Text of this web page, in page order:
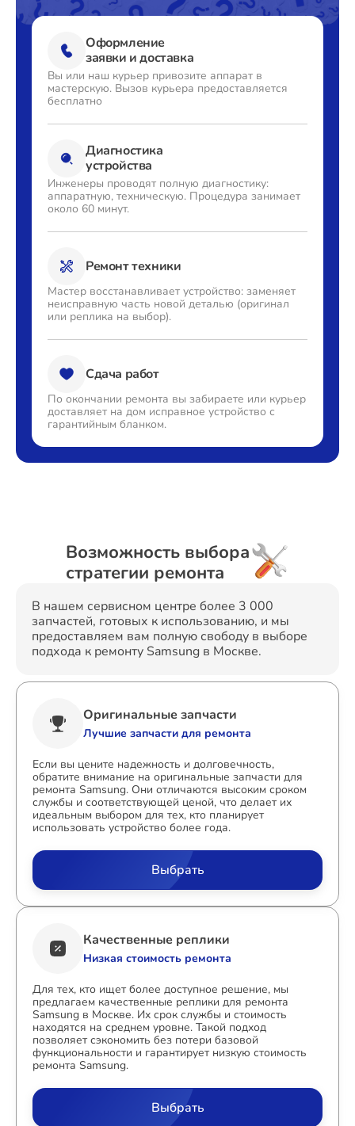
Оформление
заявки и доставка
Вы или наш курьер привозите аппарат в
мастерскую. Вызов курьера предоставляется
бесплатно
Диагностика
устройства
Инженеры проводят полную диагностику:
аппаратную, техническую. Процедура занимает
около 60 минут.
Ремонт техники
Мастер восстанавливает устройство: заменяет
неисправную часть новой деталью (оригинал
или реплика на выбор).
Сдача работ
По окончании ремонта вы забираете или курьер
доставляет на дом исправное устройство с
гарантийным бланком.
Возможность выбора
стратегии ремонта
В нашем сервисном центре более 3 000
запчастей, готовых к использованию, и мы
предоставляем вам полную свободу в выборе
подхода к ремонту Samsung в Москве.
Оригинальные запчасти
Лучшие запчасти для ремонта
Если вы цените надежность и долговечность,
обратите внимание на оригинальные запчасти для
ремонта Samsung. Они отличаются высоким сроком
службы и соответствующей ценой, что делает их
идеальным выбором для тех, кто планирует
использовать устройство более года.
Выбрать
Качественные реплики
Низкая стоимость ремонта
Для тех, кто ищет более доступное решение, мы
предлагаем качественные реплики для ремонта
Samsung в Москве. Их срок службы и стоимость
находятся на среднем уровне. Такой подход
позволяет сэкономить без потери базовой
функциональности и гарантирует низкую стоимость
ремонта Samsung.
Выбрать